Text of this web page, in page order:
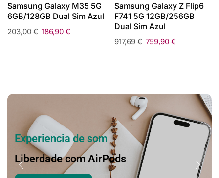
Samsung Galaxy M35 5G
6GB/128GB Dual Sim Azul
203,00€ 186,90 €
Samsung Galaxy Z Flip6
F741 5G 12GB/256GB
Dual Sim Azul
917,69€ 759,90 €
Nova câmera. Novo design.
iPhone 16 Pro Max